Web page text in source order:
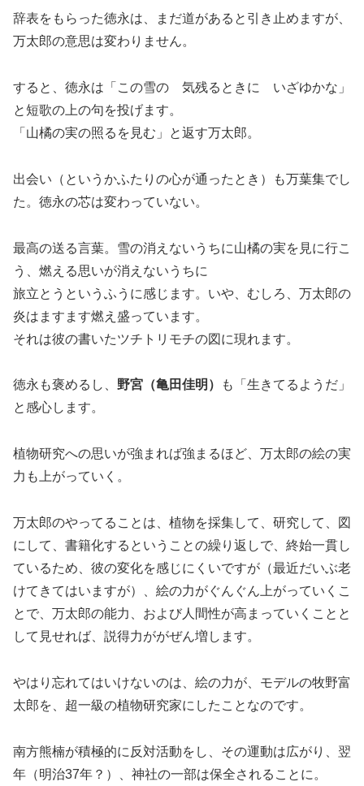
辞表をもらった徳永は、まだ道があると引き止めますが、
万太郎の意思は変わりません。
すると、徳永は「この雪の 気残るときに いざゆかな」
と短歌の上の句を投げます。
「山橘の実の照るを見む」と返す万太郎。
出会い（というかふたりの心が通ったとき）も万葉集でし
た。徳永の芯は変わっていない。
最高の送る言葉。雪の消えないうちに山橘の実を見に行こ
う、燃える思いが消えないうちに
旅立とうというふうに感じます。いや、むしろ、万太郎の
炎はますます燃え盛っています。
それは彼の書いたツチトリモチの図に現れます。
徳永も褒めるし、 野宮（亀田佳明）
も「生きてるようだ」
と感心します。
植物研究への思いが強まれば強まるほど、万太郎の絵の実
力も上がっていく。
万太郎のやってることは、植物を採集して、研究して、図
にして、書籍化するということの繰り返しで、終始一貫し
ているため、彼の変化を感じにくいですが（最近だいぶ老
けてきてはいますが）、絵の力がぐんぐん上がっていくこ
とで、万太郎の能力、および人間性が高まっていくことと
して見せれば、説得力ががぜん増します。
やはり忘れてはいけないのは、絵の力が、モデルの牧野富
太郎を、超一級の植物研究家にしたことなのです。
南方熊楠が積極的に反対活動をし、その運動は広がり、翌
年（明治37年？）、神社の一部は保全されることに。